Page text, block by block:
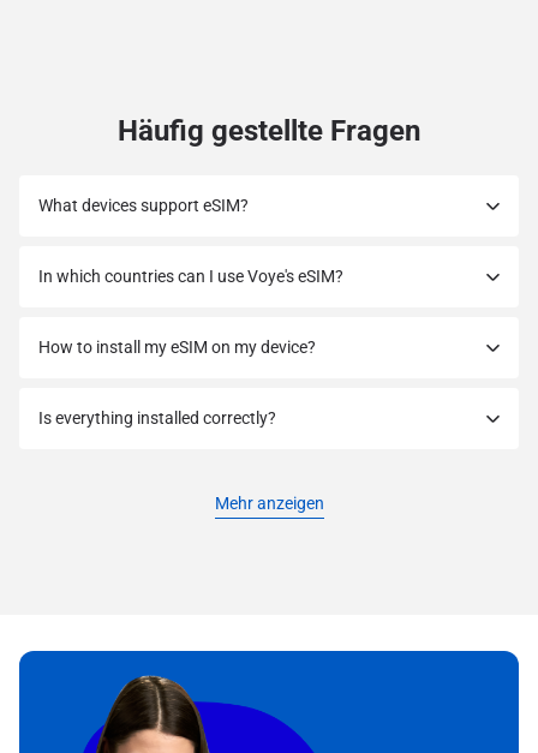
Häufig gestellte Fragen
What devices support eSIM?
In which countries can I use Voye's eSIM?
How to install my eSIM on my device?
Is everything installed correctly?
Mehr anzeigen